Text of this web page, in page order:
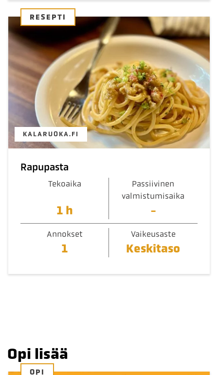
RESEPTI
KALARUOKA.FI
Rapupasta
Tekoaika
1 h
Passiivinen
valmistumisaika
-
Annokset
1
Vaikeusaste
Keskitaso
Opi lisää
OPI